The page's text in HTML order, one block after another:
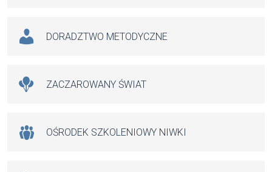
DORADZTWO METODYCZNE
ZACZAROWANY ŚWIAT
OŚRODEK SZKOLENIOWY NIWKI